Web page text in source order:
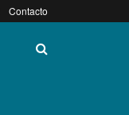
Contacto